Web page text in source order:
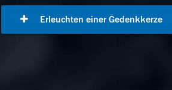
Erleuchten einer Gedenkkerze